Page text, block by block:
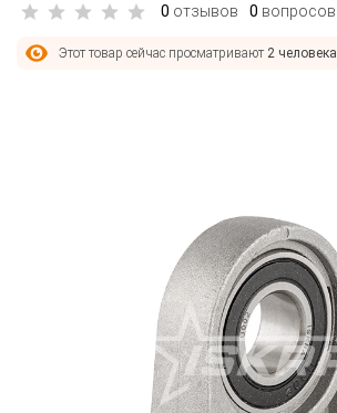
0 отзывов 0 вопросов
Этот товар сейчас просматривают 2 человека